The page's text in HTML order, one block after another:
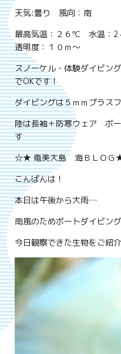
天気:曇り 風向：南
最高気温：２６℃ 水温：
透明度：１０ｍ～
スノーケル・体験ダイビン
でOKです！
ダイビングは５ｍｍプラス
陸は長袖＋防寒ウェア ボ
す
☆★ 奄美大島 海ＢＬＯ
こんばんは！
本日は午後から大雨…
南風のためボートダイビン
今日観察できた生物をご紹介